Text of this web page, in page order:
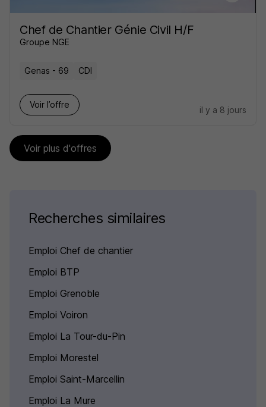
Chef de Chantier Génie Civil H/F
Groupe NGE
Genas - 69 CDI
Voir l’offre
il y a 8 jours
Voir plus d'offres
Recherches similaires
Emploi Chef de chantier
Emploi BTP
Emploi Grenoble
Emploi Voiron
Emploi La Tour-du-Pin
Emploi Morestel
Emploi Saint-Marcellin
Emploi La Mure